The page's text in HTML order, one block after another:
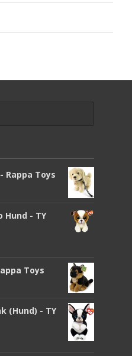
Rappa Toys
Hund - TY
Toys
(Hund) - TY